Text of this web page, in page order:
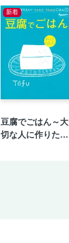
新着
豆腐でごはん～大
切な人に作りた